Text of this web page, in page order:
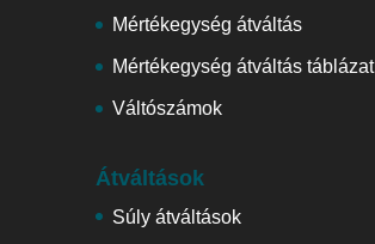
Mértékegység átváltás
Mértékegység átváltás táblázat
Váltószámok
Átváltások
Súly átváltások